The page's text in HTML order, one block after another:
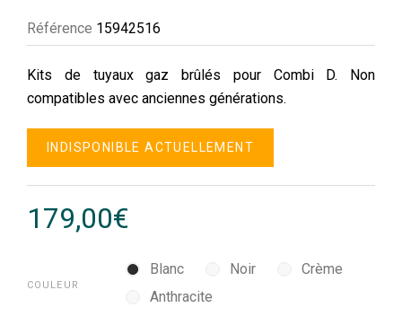
Référence 15942516
Kits de tuyaux gaz brûlés pour Combi D. Non
compatibles avec anciennes générations.
INDISPONIBLE ACTUELLEMENT
179,00€
COULEUR
Blanc Noir
Crème
Anthracite